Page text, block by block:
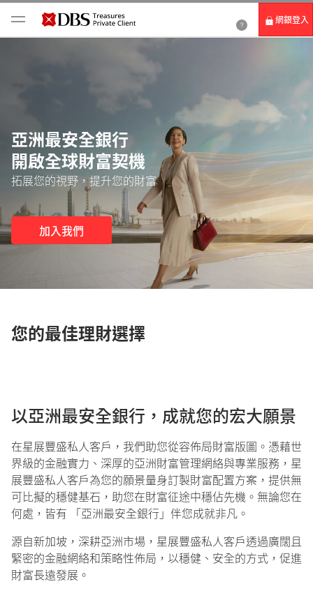
網銀登入
Card+ 信用卡數位服務
企業網路銀行
亞洲最安全銀行
開啟全球財富契機
拓展您的視野，提升您的財富
加入我們
您的最佳理財選擇
以亞洲最安全銀行，成就您的宏大願景
在星展豐盛私人客戶，我們助您從容佈局財富版圖。憑藉世
界級的金融實力、深厚的亞洲財富管理網絡與專業服務，星
展豐盛私人客戶為您的願景量身訂製財富配置方案，提供無
可比擬的穩健基石，助您在財富征途中穩佔先機。無論您在
何處，皆有 「亞洲最安全銀行」伴您成就非凡。
源自新加坡，深耕亞洲市場，星展豐盛私人客戶透過廣闊且
緊密的金融網絡和策略性佈局，以穩健、安全的方式，促進
財富長遠發展。